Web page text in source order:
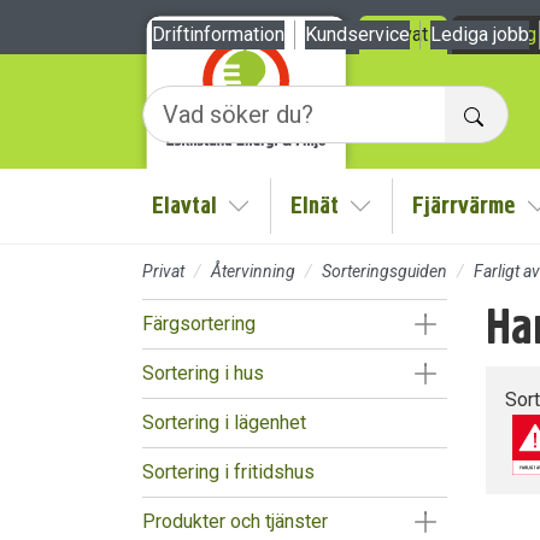
Till sidans huvudinnehåll
Privat
Företag
Sök
Elavtal Visa/Göm undermeny
Elnät Visa/Göm undermeny
Fjärrvärme
Driftinformation Kundservice Lediga jobb
Privat Återvinning Sorteringsguiden Farligt
Färgsortering Visa/Göm
Sortering i hus Visa/Göm
Sortering i lägenhet
Sortering i fritidshus
Produkter och tjänster Visa/Göm